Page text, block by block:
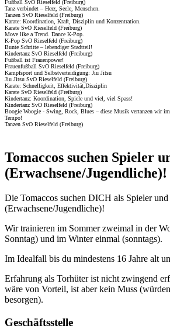
Fußball SvO Rieselfeld (Freiburg)
Tanz verbindet – Herz, Seele, Menschen.
Tanzen SvO Rieselfeld (Freiburg)
Karate: Koordination, Kraft, Disziplin und Konzentration.
Karate SvO Rieselfeld (Freiburg)
Move like a Trend. Dance K-Pop.
K-Pop SvO Rieselfeld (Freiburg)
Bunte Schritte – lebendiger Stadtteil!
Kindertanz SvO Rieselfeld (Freiburg)
Fußball ist Frauenpower!
Frauenfußball SvO Rieselfeld (Freiburg)
Kampfsport und Selbstverteidigung: Jiu Jitsu
Jiu Jitsu SvO Rieselfeld (Freiburg)
Karate: Schnelligkeit, Effektivität,Disziplin
Karate SvO Rieselfeld (Freiburg)
Kindertanz: Koordination, Spiele und viel, viel Spass!
Kindertanz SvO Rieselfeld (Freiburg)
Boogie Woogie - Swing, Rock, Blues – diese Musik vertanzen wir
Tempo!
Tanzen SvO Rieselfeld (Freiburg)
Tomaccos suchen Spieler
(Erwachsene/Jugendliche)!
Die Tomaccos suchen DICH als Spieler
(Erwachsene/Jugendliche)!
Wir trainieren im Sommer zweimal in der
Sonntag) und im Winter einmal (sonntags).
Im Idealfall bis du mindestens 16 Jahre alt
Erfahrung als Torhüter ist nicht zwingend
wäre von Vorteil, ist aber kein Muss
besorgen).
Geschäftsstelle